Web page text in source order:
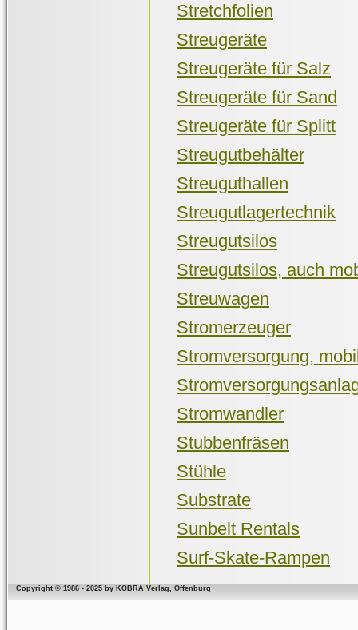
Stretchfolien
Streugeräte
Streugeräte für Salz
Streugeräte für Sand
Streugeräte für Splitt
Streugutbehälter
Streuguthallen
Streugutlagertechnik
Streugutsilos
Streugutsilos, auch
Streuwagen
Stromerzeuger
Stromversorgung,
Stromwandler
Stubbenfräsen
Stühle
Substrate
Sunbelt Rentals
Surf-Skate-Rampen
Copyright © 1986 - 2025 by KOBRA Verlag, Offenburg